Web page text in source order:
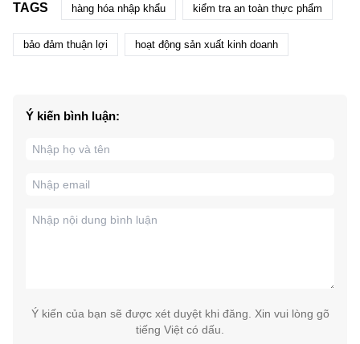
TAGS hàng hóa nhập khẩu kiểm tra an toàn thực phẩm
bảo đảm thuận lợi hoạt động sản xuất kinh doanh
Ý kiến bình luận:
Ý kiến của bạn sẽ được xét duyệt khi đăng. Xin vui lòng gõ
tiếng Việt có dấu.